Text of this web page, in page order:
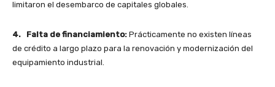
limitaron el desembarco de capitales globales.
4. Falta de financiamiento: Prácticamente no existen líneas
de crédito a largo plazo para la renovación y modernización del
equipamiento industrial.